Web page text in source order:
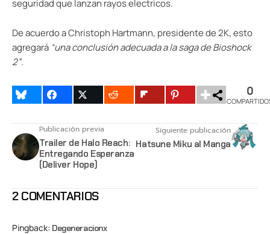
seguridad que lanzan rayos electricos.
De acuerdo a Christoph Hartmann, presidente de 2K, esto
agregará “una conclusión adecuada a la saga de Bioshock
2”.
0
Publicación previa
Trailer de Halo Reach:
Entregando Esperanza
(Deliver Hope)
Siguiente publicación
Hatsune Miku al Manga
2 COMENTARIOS
Pingback: Degeneracionx